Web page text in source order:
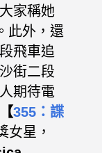
家稱她
此外，還
飛車追
街二段
期待電
355：諜
女星，